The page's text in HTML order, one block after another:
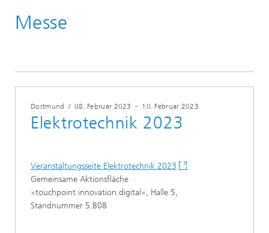
Messe
Dortmund / 08. Februar 2023 - 10. Februar 2023
Elektrotechnik 2023
Veranstaltungsseite Elektrotechnik 2023
Gemeinsame Aktionsfläche
»touchpoint.innovation.digital«, Halle 5,
Standnummer 5.B08